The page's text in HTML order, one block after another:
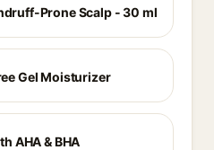
Prone Scalp - 30 ml
Gel Moisturizer
AHA & BHA